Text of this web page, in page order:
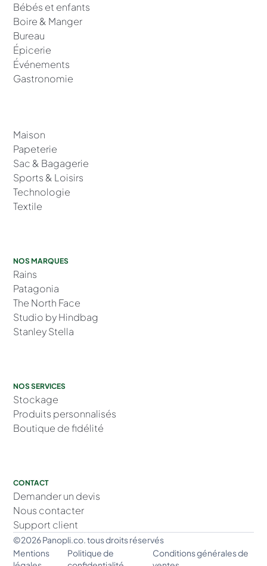
Bébés et enfants
Boire & Manger
Bureau
Épicerie
Événements
Gastronomie
Maison
Papeterie
Sac & Bagagerie
Sports & Loisirs
Technologie
Textile
NOS MARQUES
Rains
Patagonia
The North Face
Studio by Hindbag
Stanley Stella
NOS SERVICES
Stockage
Produits personnalisés
Boutique de fidélité
CONTACT
Demander un devis
Nous contacter
Support client
©2026 Panopli.co. tous droits réservés
Mentions
Politique de
Conditions générales de